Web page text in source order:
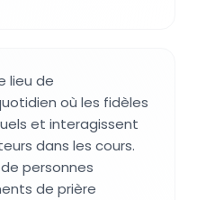
lieu de
où les fidèles
et interagissent
dans les cours.
personnes
de prière